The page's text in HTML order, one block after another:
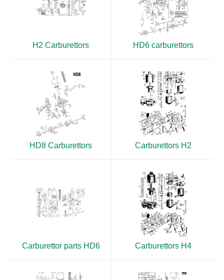
H2 Carburettors HD6 carburettors
HD8 Carburettors Carburettors H2
Carburettor parts HD6 Carburettors H4